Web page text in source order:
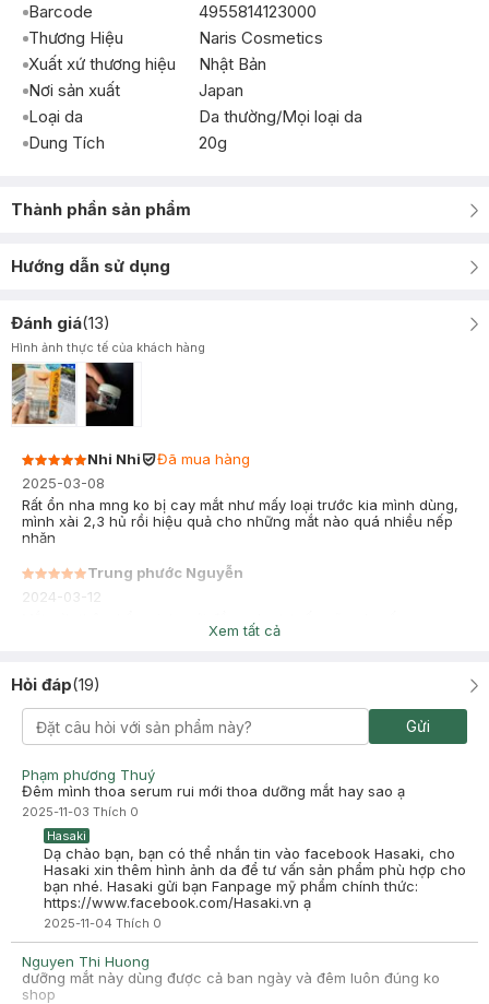
Barcode
4955814123000
Thương Hiệu
Naris Cosmetics
Xuất xứ thương hiệu
Nhật Bản
Nơi sản xuất
Japan
Loại da
Da thường/Mọi loại da
Dung Tích
20g
Thành phần sản phẩm
Hướng dẫn sử dụng
Đánh giá(13)
Hình ảnh thực tế của khách hàng
Nhi Nhi
Đã mua hàng
2025-03-08
Rất ổn nha mng ko bị cay mắt như mấy loại trước kia mình dùng,
mình xài 2,3 hủ rồi hiệu quả cho những mắt nào quá nhiều nếp
nhăn
Trung phước Nguyễn
2024-03-12
tâm vì đã sd của các hãng lớn rồi k hiệu quả nhưng khi sd 1-2
ok ạ
Xem tất cả
Hỏi đáp(19)
Gửi
Phạm phương Thuý
Đêm mình thoa serum rui mới thoa dưỡng mắt hay sao ạ
2025-11-03 Thích 0
Hasaki
Dạ chào bạn, bạn có thể nhắn tin vào facebook Hasaki, cho
Hasaki xin thêm hình ảnh da để tư vấn sản phẩm phù hợp cho
bạn nhé. Hasaki gửi bạn Fanpage mỹ phẩm chính thức:
https://www.facebook.com/Hasaki.vn ạ
2025-11-04 Thích 0
Nguyen Thi Huong
dưỡng mắt này dùng được cả ban ngày và đêm luôn đúng ko
shop